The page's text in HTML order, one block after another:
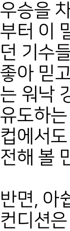
우승을
부터 이
던 기수
좋아 믿
는 워낙
유도하
컵에서
전해 볼
반면, 아
컨디션